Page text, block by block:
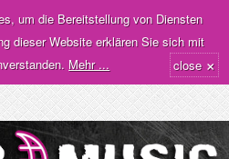
um die Bereitstellung von Diensten
dieser Website erklären Sie sich mit
Mehr ... close ×